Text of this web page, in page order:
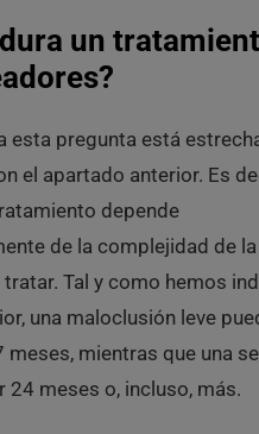
un
esta pregunta está
el apartado anterior. Es
depende
de la complejidad de la
Tal y como hemos
una maloclusión leve
meses, mientras que una
24 meses o, incluso, más.